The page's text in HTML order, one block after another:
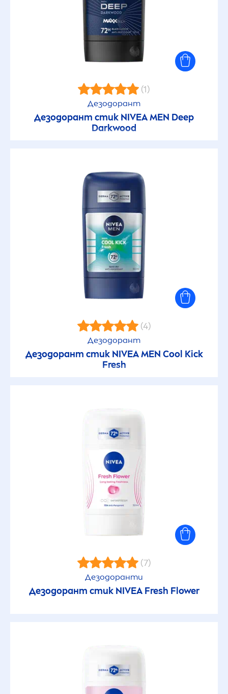
(1)
Дезодорант
Дезодорант стик NIVEAMEN Deep
Darkwood
(4)
Дезодорант
Дезодорант стик NIVEA MEN Cool Kick
Fresh
(7)
Дезодоранти
Дезодорант стик NIVEA Fresh Flower